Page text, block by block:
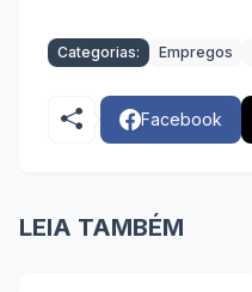
Categorias: Empregos
Facebook
LEIA TAMBÉM